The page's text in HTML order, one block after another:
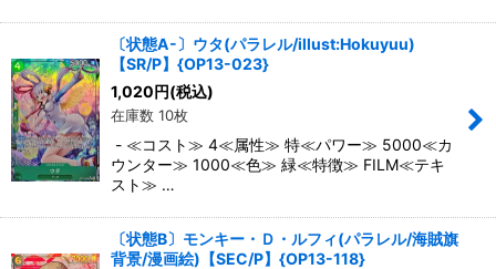
〔状態A-〕ウタ(パラレル/illust:Hokuyuu)
【SR/P】{OP13-023}
1,020円(税込)
在庫数 10枚
- ≪コスト≫ 4≪属性≫ 特≪パワー≫ 5000≪カ
ウンター≫ 1000≪色≫ 緑≪特徴≫ FILM≪テキ
スト≫ …
〔状態B〕モンキー・Ｄ・ルフィ(パラレル/海賊旗
背景/漫画絵)【SEC/P】{OP13-118}